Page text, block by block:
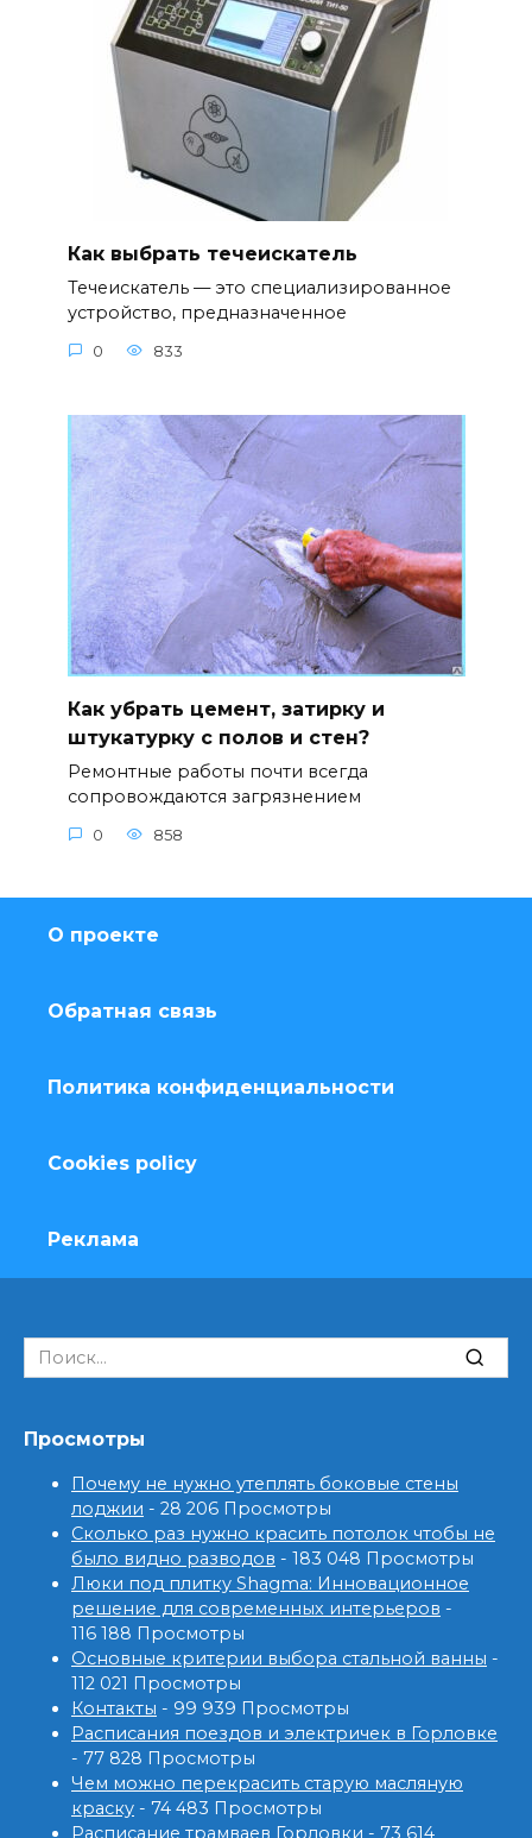
Как выбрать течеискатель
Течеискатель — это специализированное
устройство, предназначенное
0 833
Как убрать цемент, затирку и
штукатурку с полов и стен?
Ремонтные работы почти всегда
сопровождаются загрязнением
0 858
О проекте
Обратная связь
Политика конфиденциальности
Cookies policy
Реклама
Search
for:
Просмотры
Почему не нужно утеплять боковые стены
лоджии - 28 206 Просмотры
Сколько раз нужно красить потолок чтобы не
было видно разводов - 183 048 Просмотры
Люки под плитку Shagma: Инновационное
решение для современных интерьеров -
116 188 Просмотры
Основные критерии выбора стальной ванны -
112 021 Просмотры
Контакты - 99 939 Просмотры
Расписания поездов и электричек в Горловке
- 77 828 Просмотры
Чем можно перекрасить старую масляную
краску - 74 483 Просмотры
Расписание трамваев Горловки - 73 614